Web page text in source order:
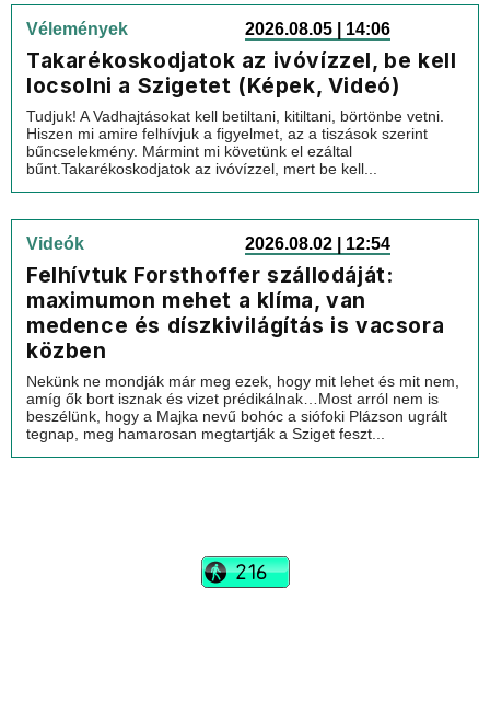
Vélemények 2026.08.05 | 14:06
Takarékoskodjatok az ivóvízzel, be kell
locsolni a Szigetet (Képek, Videó)
Tudjuk! A Vadhajtásokat kell betiltani, kitiltani, börtönbe vetni.
Hiszen mi amire felhívjuk a figyelmet, az a tiszások szerint
bűncselekmény. Mármint mi követünk el ezáltal
bűnt.Takarékoskodjatok az ivóvízzel, mert be kell...
Videók 2026.08.02 | 12:54
Felhívtuk Forsthoffer szállodáját:
maximumon mehet a klíma, van
medence és díszkivilágítás is vacsora
közben
Nekünk ne mondják már meg ezek, hogy mit lehet és mit nem,
amíg ők bort isznak és vizet prédikálnak…Most arról nem is
beszélünk, hogy a Majka nevű bohóc a siófoki Plázson ugrált
tegnap, meg hamarosan megtartják a Sziget feszt...